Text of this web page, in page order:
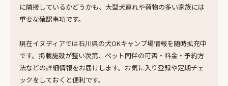
に隣接しているかどうかも、大型犬連れや荷物の多い家族には
重要な確認事項です。
現在イヌディアでは石川県の犬OKキャンプ場情報を随時拡充中
です。掲載施設が整い次第、ペット同伴の可否・料金・予約方
法などの詳細情報をお届けします。お気に入り登録や定期チェ
ックをしておくと便利です。